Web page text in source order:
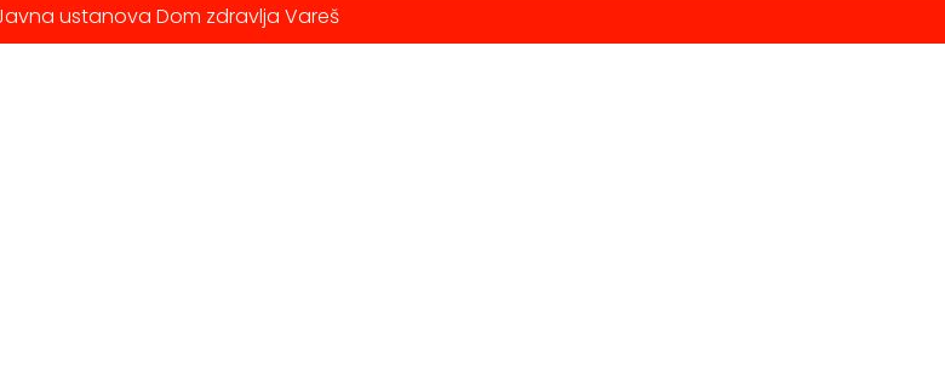
ustanova Dom zdravlja Vareš